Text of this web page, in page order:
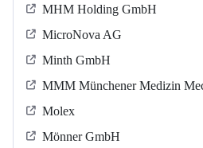
MHM Holding GmbH
MicroNova AG
Minth GmbH
MMM Münchener Medizin
Molex
Mönner GmbH